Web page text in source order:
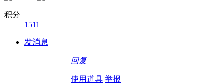
积分
1511
发消息
回复
使用道具 举报